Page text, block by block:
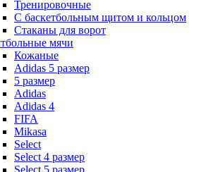
Тренировочные
С баскетбольным щитом и кольцом
Стаканы для ворот
мячи
Кожаные
Adidas 5 размер
5 размер
Adidas
Adidas 4
FIFA
Mikasa
Select
Select 4 размер
Select 5 размер